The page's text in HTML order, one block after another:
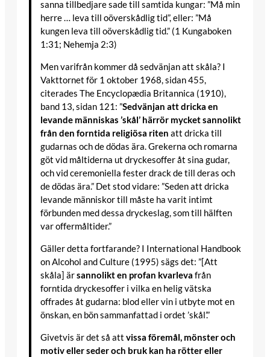
sanna tillbedjare sade till samtida kungar: ”Må min
herre … leva till oöverskådlig tid”, eller: ”Må
kungen leva till oöverskådlig tid.” (1 Kungaboken
1:31; Nehemja 2:3)
Men varifrån kommer då sedvänjan att skåla? I
Vakttornet för 1 oktober 1968, sidan 455,
citerades The Encyclopædia Britannica (1910),
band 13, sidan 121: ”Sedvänjan att dricka en
levande människas ’skål’ härrör mycket sannolikt
från den forntida religiösa riten att dricka till
gudarnas och de dödas ära. Grekerna och romarna
göt vid måltiderna ut dryckesoffer åt sina gudar,
och vid ceremoniella fester drack de till deras och
de dödas ära.” Det stod vidare: ”Seden att dricka
levande människor till måste ha varit intimt
förbunden med dessa dryckeslag, som till hälften
var offermåltider.”
Gäller detta fortfarande? I International Handbook
on Alcohol and Culture (1995) sägs det: ”[Att
skåla] ärsannolikt en profan kvarleva från
forntida dryckesoffer i vilka en helig vätska
offrades åt gudarna: blod eller vin i utbyte mot en
önskan, en bön sammanfattad i ordet ’skål’.”
Givetvis är det så att vissa föremål, mönster och
motiv eller seder och bruk kan ha rötter eller